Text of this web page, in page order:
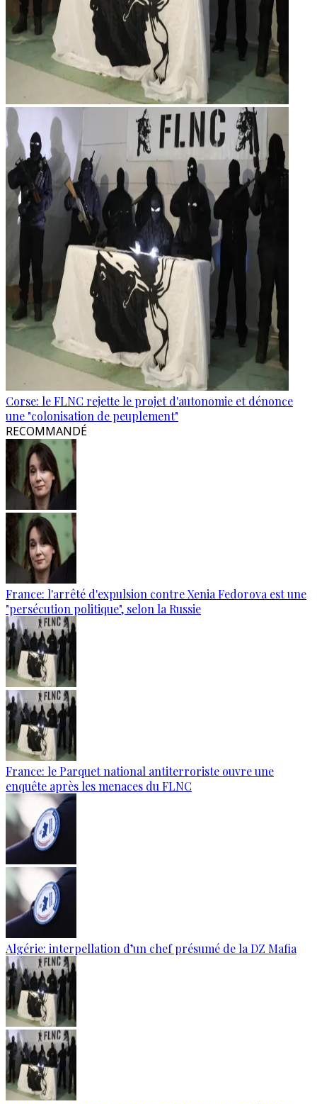
Corse: le FLNC rejette le projet d'autonomie et dénonce
une "colonisation de peuplement"
RECOMMANDÉ
France: l'arrêté d'expulsion contre Xenia Fedorova est une
"persécution politique", selon la Russie
France: le Parquet national antiterroriste ouvre une
enquête après les menaces du FLNC
Algérie: interpellation d’un chef présumé de la DZ Mafia